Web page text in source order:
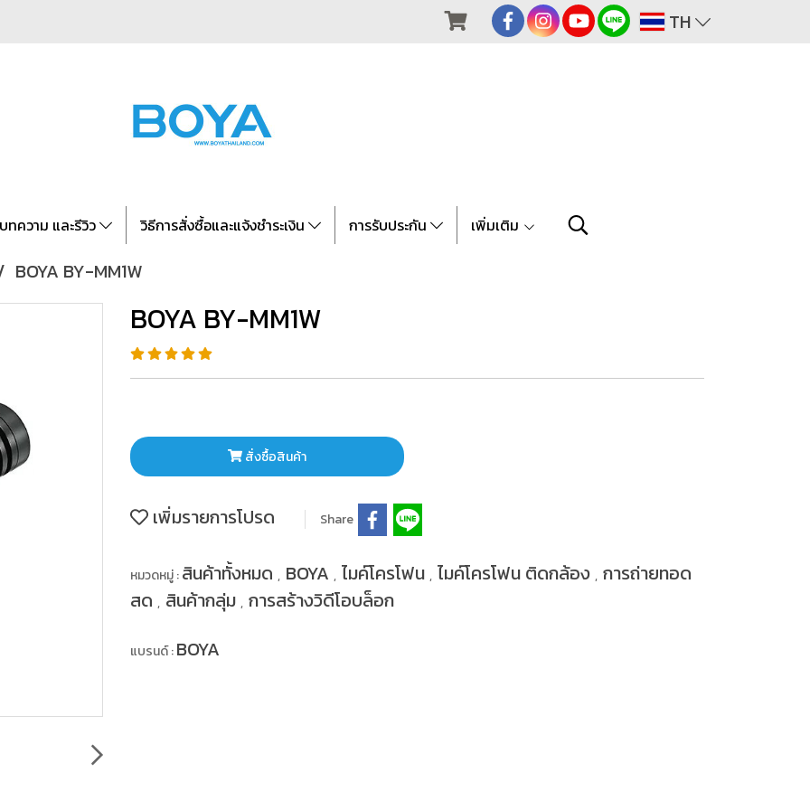
TH
ทความ และรีวิว วิธีการสั่งซื้อและแจ้งชำระเงิน การรับประกัน เพิ่มเติม
BOYA BY-MM1W
BOYA BY-MM1W
สั่งซื้อสินค้า
เพิ่มรายการโปรด Share
หมวดหมู่ :สินค้าทั้งหมด , BOYA , ไมค์โครโฟน , ไมค์โครโฟน ติดกล้อง , การถ่ายทอด
สด , สินค้ากลุ่ม , การสร้างวิดีโอบล็อก
แบรนด์ :BOYA